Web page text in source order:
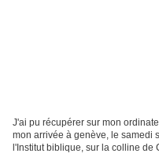
J'ai pu récupérer sur mon
mon arrivée à genève, le samedi
l'Institut biblique, sur la colline de